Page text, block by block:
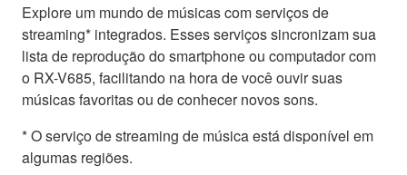
Explore um mundo de músicas com serviços de
streaming* integrados. Esses serviços sincronizam sua
lista de reprodução do smartphone ou computador com
o RX-V685, facilitando na hora de você ouvir suas
músicas favoritas ou de conhecer novos sons.
* O serviço de streaming de música está disponível em
algumas regiões.